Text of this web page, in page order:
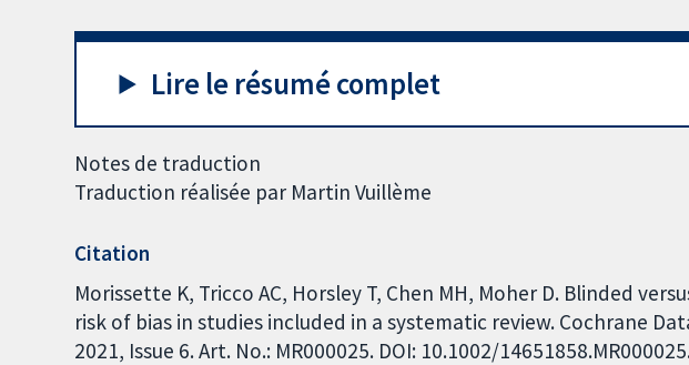
Lire le résumé complet
Notes de traduction
Traduction réalisée par Martin Vuillème
Citation
Morissette K, Tricco AC, Horsley T, Chen MH, Moher D. Blinded
risk of bias in studies included in a systematic review. Cochrane
2021, Issue 6. Art. No.: MR000025. DOI: 10.1002/